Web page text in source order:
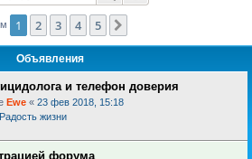
1 2 3 4 5
Объявления
и телефон доверия
Ewe « 23 фев 2018, 15:18
Радость жизни
форума